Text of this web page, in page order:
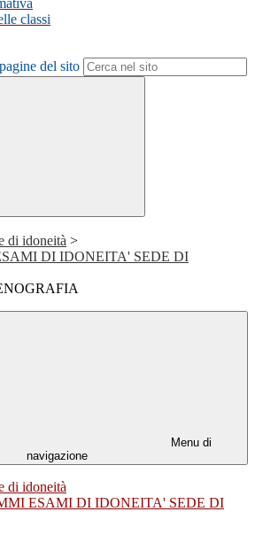
classi
del sito
di idoneità >
DI IDONEITA' SEDE DI
Menu di
navigazione
di idoneità
ESAMI DI IDONEITA' SEDE DI